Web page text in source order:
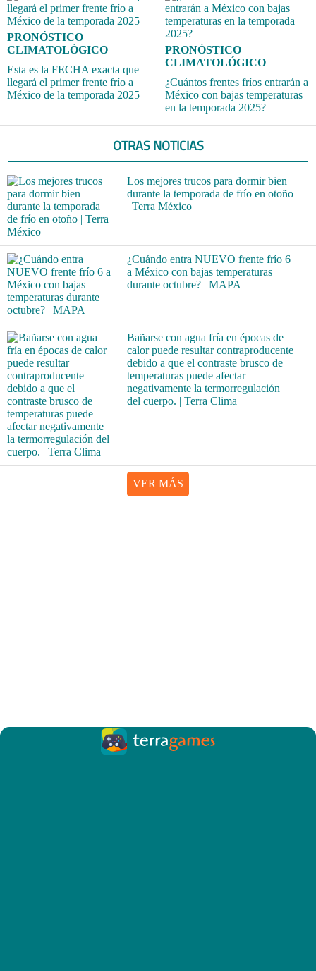
PRONÓSTICO
CLIMATOLÓGICO
Esta es la FECHA exacta que
llegará el primer frente frío a
México de la temporada 2025
PRONÓSTICO
CLIMATOLÓGICO
¿Cuántos frentes fríos entrarán a
México con bajas temperaturas
en la temporada 2025?
OTRAS NOTICIAS
Los mejores trucos para dormir bien
durante la temporada de frío en otoño
| Terra México
¿Cuándo entra NUEVO frente frío 6
a México con bajas temperaturas
durante octubre? | MAPA
Bañarse con agua fría en épocas de
calor puede resultar contraproducente
debido a que el contraste brusco de
temperaturas puede afectar
negativamente la termorregulación
del cuerpo. | Terra Clima
VER MÁS